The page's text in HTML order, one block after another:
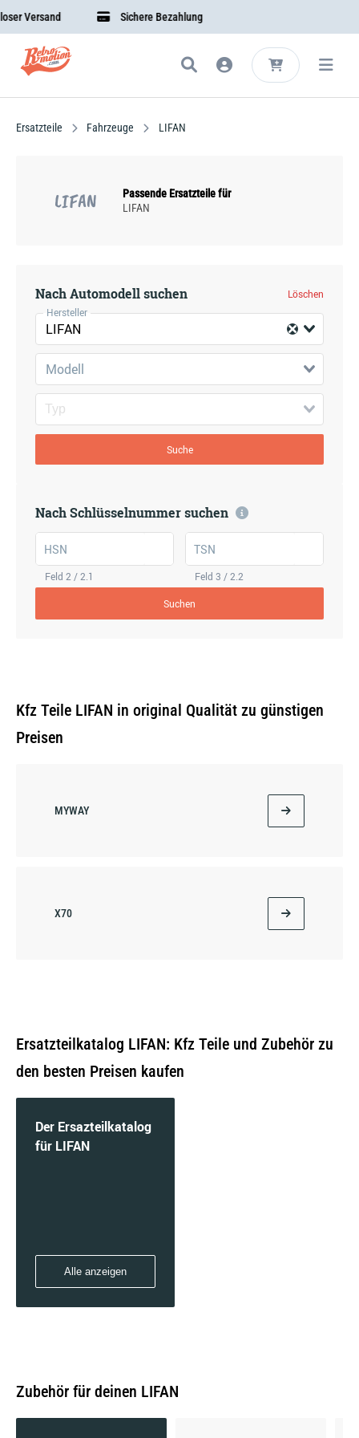
Versand Sichere Bezahlung
Ersatzteile Fahrzeuge LIFAN
LIFAN
Passende Ersatzteile für
LIFAN
Nach Automodell suchen
Löschen
Hersteller
LIFAN
Modell
Suche
Nach Schlüsselnummer suchen
HSN
Feld 2 / 2.1
TSN
Feld 3 / 2.2
Suchen
Kfz Teile LIFAN in original Qualität zu günstigen
Preisen
MYWAY
X70
Ersatzteilkatalog LIFAN: Kfz Teile und Zubehör zu
den besten Preisen kaufen
Der Ersazteilkatalog
für LIFAN
Alle anzeigen
Zubehör für deinen LIFAN